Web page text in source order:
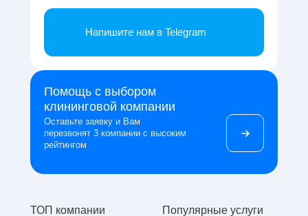
Напишите нам в Telegram
Помощь с выбором
клининговой компании
Оставьте заявку и Вам
перезвонят 3 компании с высоким
рейтингом
ТОП компании Популярные услуги